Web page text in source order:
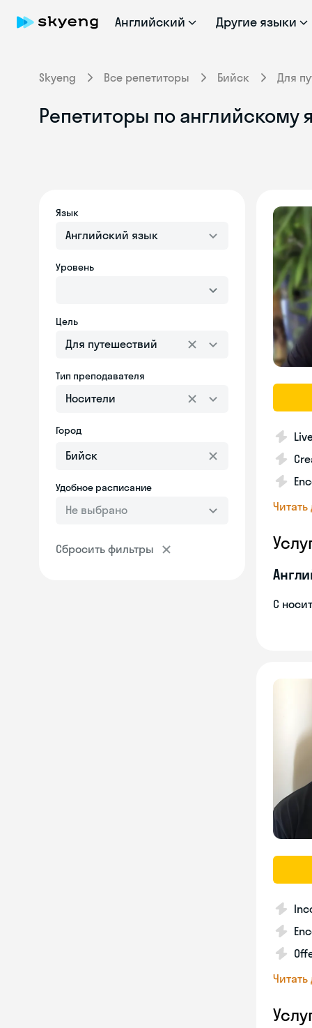
Английский Другие языки
Skyeng Все репетиторы Бийск Для
Репетиторы по английскому
Язык
Английский язык
Уровень
Цель
Для путешествий
Тип преподавателя
Носители
Город
Удобное расписание
Не выбрано
Сбросить фильтры
С